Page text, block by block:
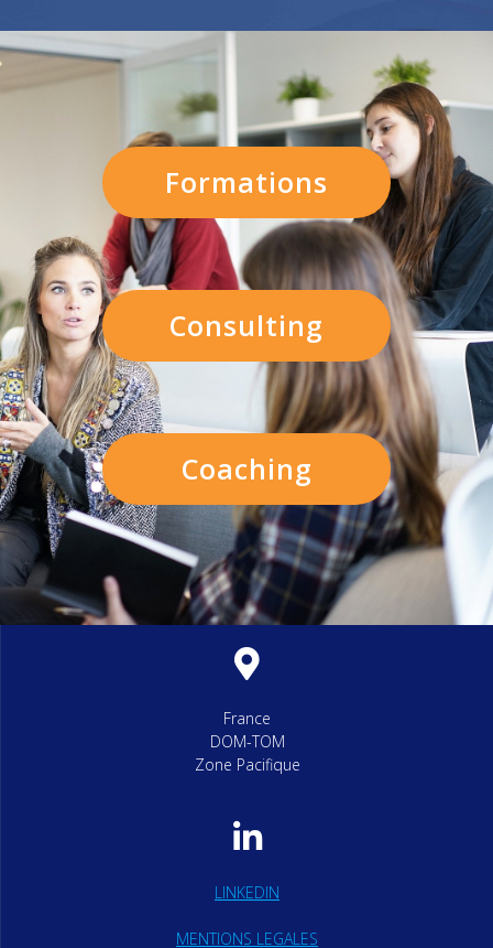
Formations
Consulting
Coaching
France
DOM-TOM
Zone Pacifique
LINKEDIN
MENTIONS LEGALES